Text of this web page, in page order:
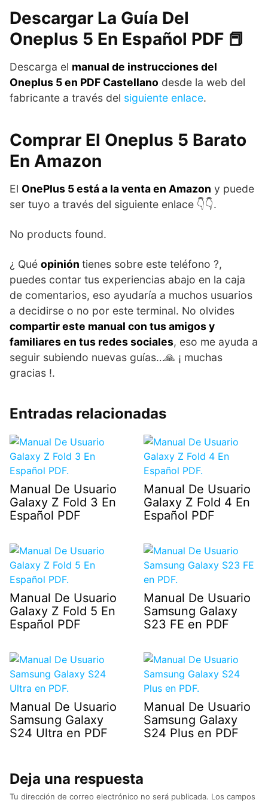
Descargar La Guía Del
Oneplus 5 En Español PDF 📕
Descarga el manual de instrucciones del
Oneplus 5 en PDF Castellano desde la web del
fabricante a través del siguiente enlace.
Comprar El Oneplus 5 Barato
En Amazon
El OnePlus 5 está a la venta en Amazon y puede
ser tuyo a través del siguiente enlace 👇👇.
No products found.
¿ Qué opinión tienes sobre este teléfono ?,
puedes contar tus experiencias abajo en la caja
de comentarios, eso ayudaría a muchos usuarios
a decidirse o no por este terminal. No olvides
compartir este manual con tus amigos y
familiares en tus redes sociales, eso me ayuda a
seguir subiendo nuevas guías…🙏 ¡ muchas
gracias !.
Entradas relacionadas
Manual De Usuario
Galaxy Z Fold 3 En
Español PDF
Manual De Usuario
Galaxy Z Fold 4 En
Español PDF
Manual De Usuario
Galaxy Z Fold 5 En
Español PDF
Manual De Usuario
Samsung Galaxy
S23 FE en PDF
Manual De Usuario
Samsung Galaxy
S24 Ultra en PDF
Manual De Usuario
Samsung Galaxy
S24 Plus en PDF
Deja una respuesta
Tu dirección de correo electrónico no será publicada. Los campos